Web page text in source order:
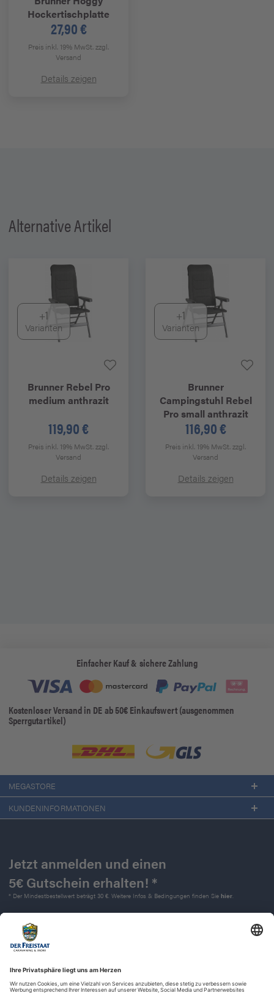
Hockertischplatte
27,90 €
Preis inkl. 19% MwSt.zzgl.
Versand
Details zeigen
Alternative Artikel
+1
Varianten
BrunnerRebel Pro
medium anthrazit
119,90 €
Preis inkl. 19% MwSt.zzgl.
Versand
Details zeigen
+1
Varianten
Brunner
Campingstuhl Rebel
Pro small anthrazit
116,90 €
Preis inkl. 19% MwSt.zzgl.
Versand
Details zeigen
Einfacher Kauf & sichere Zahlung
Kostenloser Versand in DE ab 50€ Einkaufswert (ausgenommen
Sperrgutartikel)
MEGASTORE
KUNDENINFORMATIONEN
Jetzt anmelden und einen
5€ Gutschein erhalten! *
* Der Mindestbestellwert beträgt 30 €. Weitere Infos & Bedingungen finden Sie hier.